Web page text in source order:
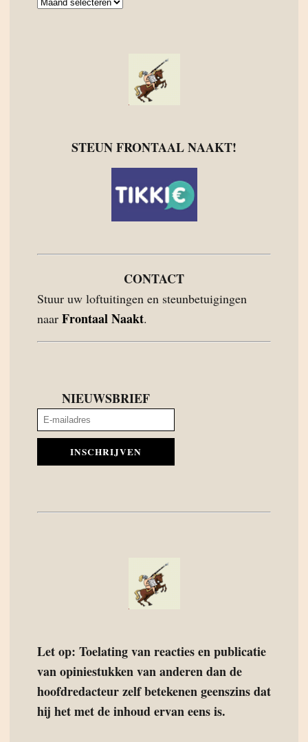
Archief
STEUN FRONTAAL NAAKT!
CONTACT
Stuur uw loftuitingen en steunbetuigingen
naar Frontaal Naakt.
NIEUWSBRIEF
INSCHRIJVEN
Let op: Toelating van reacties en publicatie
van opiniestukken van anderen dan de
hoofdredacteur zelf betekenen geenszins dat
hij het met de inhoud ervan eens is.